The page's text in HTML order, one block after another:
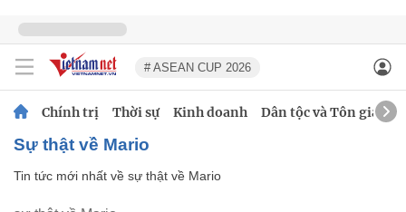
# ASEAN CUP 2026
Chính trị Thời sự Kinh doanh Dân tộc và Tôn giáo
sự thật về Mario
Tin tức mới nhất về sự thật về Mario